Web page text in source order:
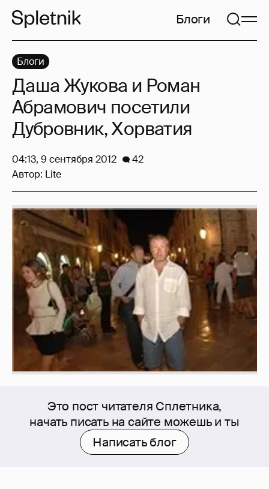
Блоги
Это пост читателя Сплетника,
начать писать на сайте можешь и ты
Написать блог
Блоги
Даша Жукова и Роман
Абрамович посетили
Дубровник, Хорватия
04:13, 9 сентября 2012
42
Автор: Lite